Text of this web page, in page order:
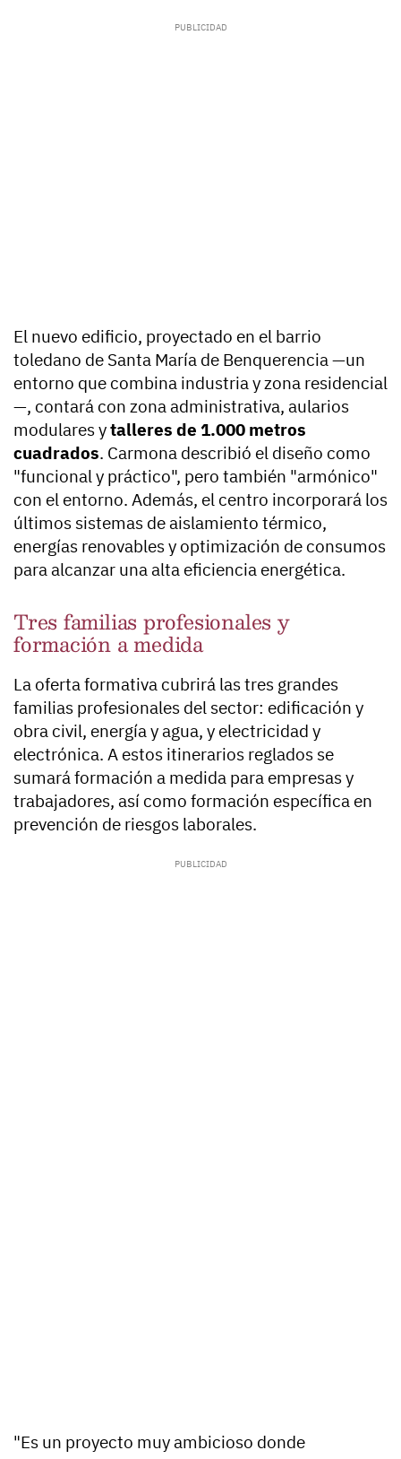
El nuevo edificio, proyectado en el barrio
toledano de Santa María de Benquerencia —un
entorno que combina industria y zona residencial
—, contará con zona administrativa, aularios
modulares ytalleres de 1.000 metros
cuadrados. Carmona describió el diseño como
"funcional y práctico", pero también "armónico"
con el entorno. Además, el centro incorporará los
últimos sistemas de aislamiento térmico,
energías renovables y optimización de consumos
para alcanzar una alta eficiencia energética.
Tres familias profesionales y
formación a medida
La oferta formativa cubrirá las tres grandes
familias profesionales del sector: edificación y
obra civil, energía y agua, y electricidad y
electrónica. A estos itinerarios reglados se
sumará formación a medida para empresas y
trabajadores, así como formación específica en
prevención de riesgos laborales.
"Es un proyecto muy ambicioso donde